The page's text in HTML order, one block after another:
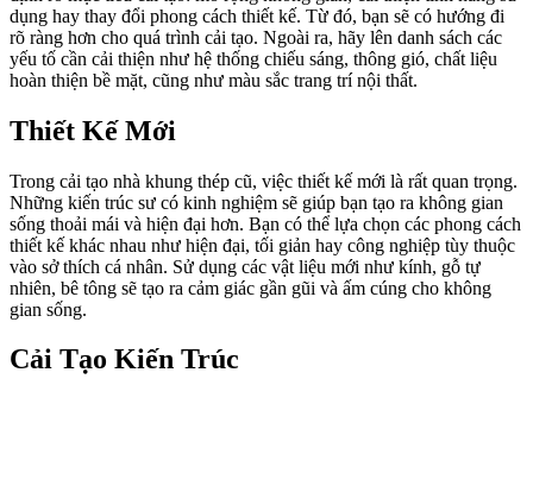
dụng hay thay đổi phong cách thiết kế. Từ đó, bạn sẽ có hướng đi
rõ ràng hơn cho quá trình cải tạo. Ngoài ra, hãy lên danh sách các
yếu tố cần cải thiện như hệ thống chiếu sáng, thông gió, chất liệu
hoàn thiện bề mặt, cũng như màu sắc trang trí nội thất.
Thiết Kế Mới
Trong cải tạo nhà khung thép cũ, việc thiết kế mới là rất quan trọng.
Những kiến trúc sư có kinh nghiệm sẽ giúp bạn tạo ra không gian
sống thoải mái và hiện đại hơn. Bạn có thể lựa chọn các phong cách
thiết kế khác nhau như hiện đại, tối giản hay công nghiệp tùy thuộc
vào sở thích cá nhân. Sử dụng các vật liệu mới như kính, gỗ tự
nhiên, bê tông sẽ tạo ra cảm giác gần gũi và ấm cúng cho không
gian sống.
Cải Tạo Kiến Trúc